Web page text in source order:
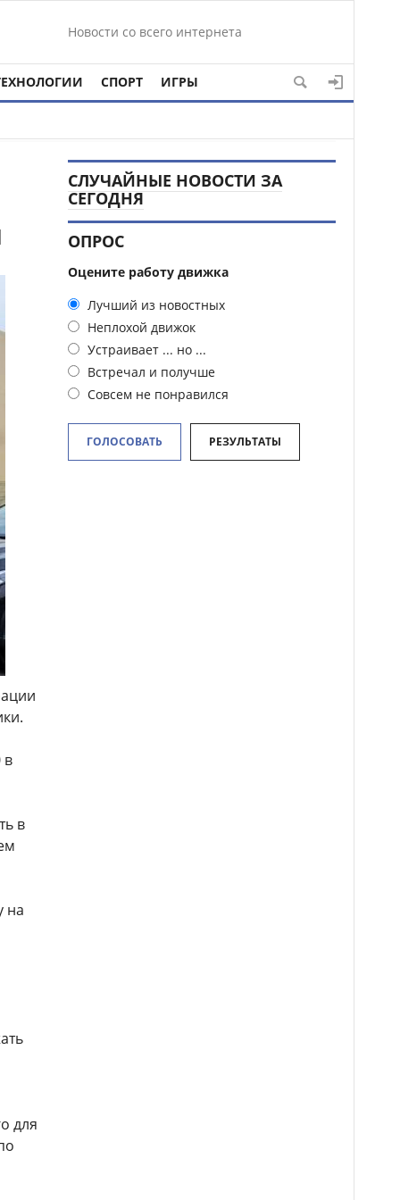
Новости со всего интернета
СПОРТ ИГРЫ
в
в
на
для
СЛУЧАЙНЫЕ НОВОСТИ ЗА
СЕГОДНЯ
ОПРОС
Оцените работу движка
Лучший из новостных
Неплохой движок
Устраивает ... но ...
Встречал и получше
Совсем не понравился
ГОЛОСОВАТЬ РЕЗУЛЬТАТЫ